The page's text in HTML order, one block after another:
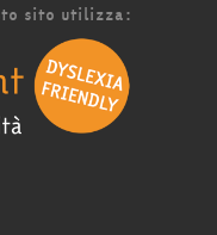
sito utilizza: